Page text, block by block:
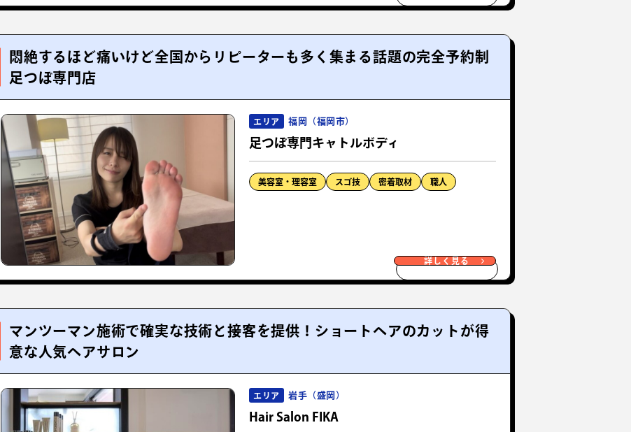
悶絶するほど痛いけど全国からリピーターも多く集まる話題の完全予約制
足つぼ専門店
エリア 福岡（福岡市）
足つぼ専門キャトルボディ
美容室・理容室 スゴ技 密着取材 職人
詳しく見る
マンツーマン施術で確実な技術と接客を提供！ショートヘアのカットが得
意な人気ヘアサロン
エリア 岩手（盛岡）
Hair Salon FIKA